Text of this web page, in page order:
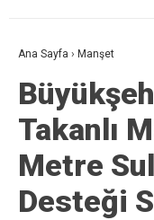
Ana Sayfa › Manşet
Takanlı
Metre
Desteği